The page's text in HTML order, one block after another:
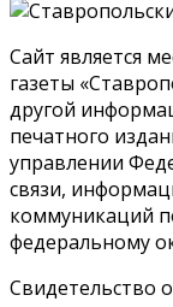
Сайт является
газеты
другой
печатного
управлении
связи,
коммуникаций
федеральному
Свидетельство